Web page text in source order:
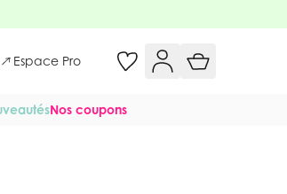
Espace Pro
Nos coupons